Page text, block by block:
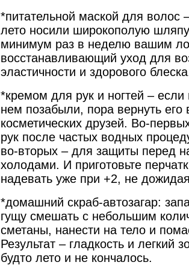
*питательной маской для волос
лето носили широкополую
минимум раз в неделю вашим
восстанавливающий уход для
эластичности и здорового
*кремом для рук и ногтей – если
нем позабыли, пора вернуть
косметических друзей. Во-
рук после частых водных
во-вторых – для защиты перед
холодами. И приготовьте
надевать уже при +2, не
*домашний скраб-автозагар:
гущу смешать с небольшим
сметаны, нанести на тело и
Результат – гладкость и легкий
будто лето и не кончалось.